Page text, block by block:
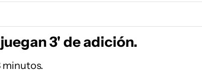
3' de adición.